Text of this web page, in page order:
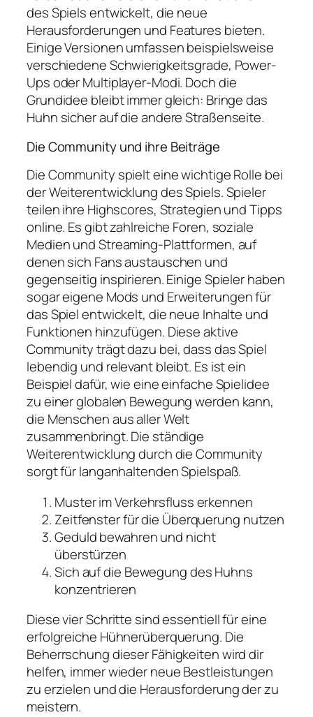
des Spiels entwickelt, die neue
Herausforderungen und Features bieten.
Einige Versionen umfassen beispielsweise
verschiedene Schwierigkeitsgrade, Power-
Ups oder Multiplayer-Modi. Doch die
Grundidee bleibt immer gleich: Bringe das
Huhn sicher auf die andere Straßenseite.
Die Community und ihre Beiträge
Die Community spielt eine wichtige Rolle bei
der Weiterentwicklung des Spiels. Spieler
teilen ihre Highscores, Strategien und Tipps
online. Es gibt zahlreiche Foren, soziale
Medien und Streaming-Plattformen, auf
denen sich Fans austauschen und
gegenseitig inspirieren. Einige Spieler haben
sogar eigene Mods und Erweiterungen für
das Spiel entwickelt, die neue Inhalte und
Funktionen hinzufügen. Diese aktive
Community trägt dazu bei, dass das Spiel
lebendig und relevant bleibt. Es ist ein
Beispiel dafür, wie eine einfache Spielidee
zu einer globalen Bewegung werden kann,
die Menschen aus aller Welt
zusammenbringt. Die ständige
Weiterentwicklung durch die Community
sorgt für langanhaltenden Spielspaß.
Muster im Verkehrsfluss erkennen
Zeitfenster für die Überquerung nutzen
Geduld bewahren und nicht
überstürzen
Sich auf die Bewegung des Huhns
konzentrieren
Diese vier Schritte sind essentiell für eine
erfolgreiche Hühnerüberquerung. Die
Beherrschung dieser Fähigkeiten wird dir
helfen, immer wieder neue Bestleistungen
zu erzielen und die Herausforderung der zu
meistern.